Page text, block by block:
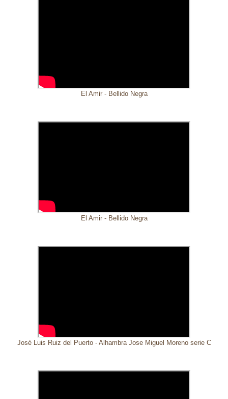
El Amir - Bellido Negra
El Amir - Bellido Negra
José Luis Ruiz del Puerto - Alhambra Jose Miguel Moreno serie C